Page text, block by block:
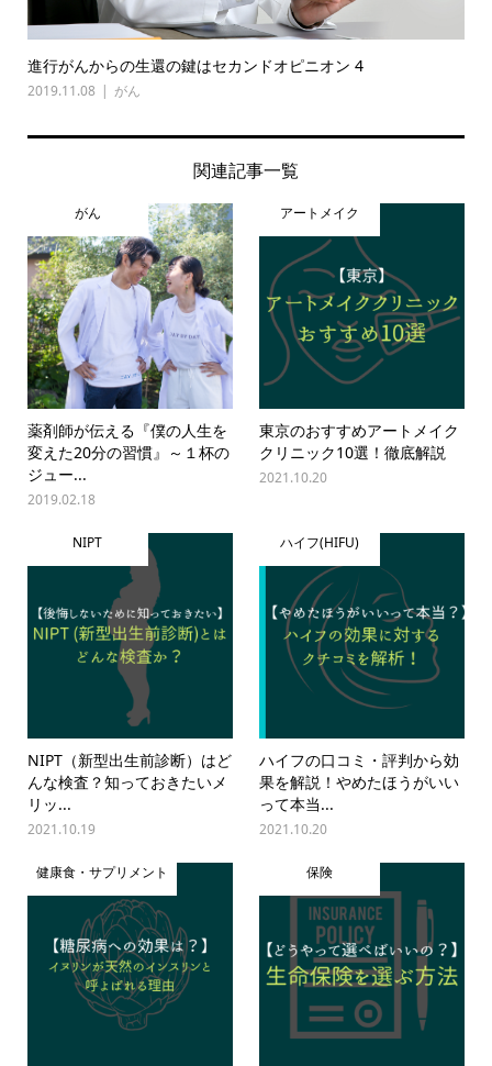
進行がんからの生還の鍵はセカンドオピニオン 4
2019.11.08 がん
関連記事一覧
がん
薬剤師が伝える『僕の人生を
変えた20分の習慣』～１杯の
ジュー...
2019.02.18
アートメイク
東京のおすすめアートメイク
クリニック10選！徹底解説
2021.10.20
NIPT
NIPT（新型出生前診断）はど
んな検査？知っておきたいメ
リッ...
2021.10.19
ハイフ(HIFU)
ハイフの口コミ・評判から効
果を解説！やめたほうがいい
って本当...
2021.10.20
健康食・サプリメント 保険